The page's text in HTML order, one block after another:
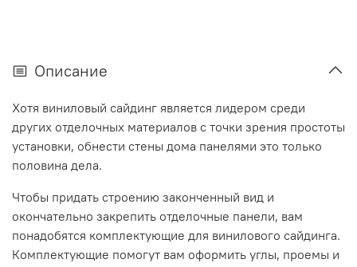
Описание
Хотя виниловый сайдинг является лидером среди
других отделочных материалов с точки зрения простоты
установки, обнести стены дома панелями это только
половина дела.
Чтобы придать строению законченный вид и
окончательно закрепить отделочные панели, вам
понадобятся комплектующие для винилового сайдинга.
Комплектующие помогут вам оформить углы, проемы и